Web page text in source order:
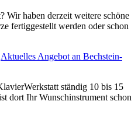
Wir haben derzeit weitere schöne
fertiggestellt werden oder schon
Aktuelles Angebot an Bechstein-
ständig 10 bis 15
dort Ihr Wunschinstrument schon